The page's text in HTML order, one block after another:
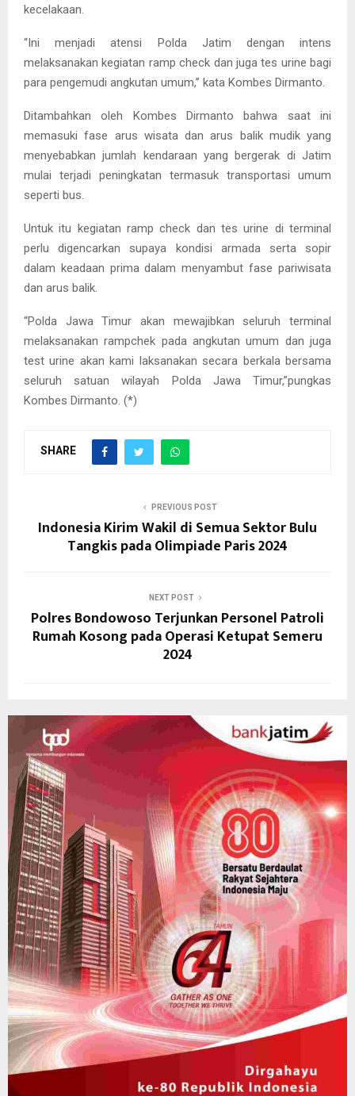
kecelakaan.
“Ini menjadi atensi Polda Jatim dengan intens
melaksanakan kegiatan ramp check dan juga tes urine bagi
para pengemudi angkutan umum,” kata Kombes Dirmanto.
Ditambahkan oleh Kombes Dirmanto bahwa saat ini
memasuki fase arus wisata dan arus balik mudik yang
menyebabkan jumlah kendaraan yang bergerak di Jatim
mulai terjadi peningkatan termasuk transportasi umum
seperti bus.
Untuk itu kegiatan ramp check dan tes urine di terminal
perlu digencarkan supaya kondisi armada serta sopir
dalam keadaan prima dalam menyambut fase pariwisata
dan arus balik.
“Polda Jawa Timur akan mewajibkan seluruh terminal
melaksanakan rampchek pada angkutan umum dan juga
test urine akan kami laksanakan secara berkala bersama
seluruh satuan wilayah Polda Jawa Timur,”pungkas
Kombes Dirmanto. (*)
SHARE
PREVIOUS POST
Indonesia Kirim Wakil di Semua Sektor Bulu
Tangkis pada Olimpiade Paris 2024
NEXT POST
Polres Bondowoso Terjunkan Personel Patroli
Rumah Kosong pada Operasi Ketupat Semeru
2024